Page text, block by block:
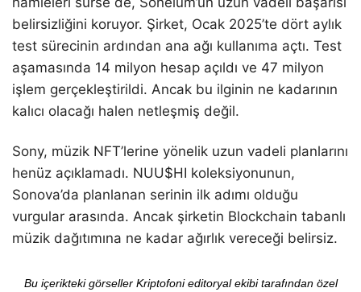
belirsizliğini koruyor. Şirket, Ocak 2025’te dört aylık
test sürecinin ardından ana ağı kullanıma açtı. Test
aşamasında 14 milyon hesap açıldı ve 47 milyon
işlem gerçekleştirildi. Ancak bu ilginin ne kadarının
kalıcı olacağı halen netleşmiş değil.
Sony, müzik NFT’lerine yönelik uzun vadeli planlarını
henüz açıklamadı. NUU$HI koleksiyonunun,
Sonova’da planlanan serinin ilk adımı olduğu
vurgular arasında. Ancak şirketin Blockchain tabanlı
müzik dağıtımına ne kadar ağırlık vereceği belirsiz.
Bu içerikteki görseller Kriptofoni editoryal ekibi tarafından özel